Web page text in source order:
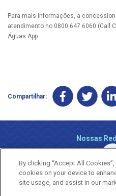
Para mais informações, a
atendimento no 0800 647 6060 (Call
Águas App.
Compartilhar:
Nossas
By clicking “Accept All
cookies on your device to
site usage, and assist in our